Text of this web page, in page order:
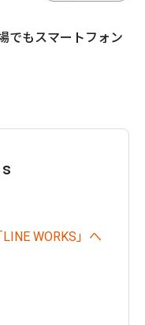
でもスマートフォン
WORKS」へ